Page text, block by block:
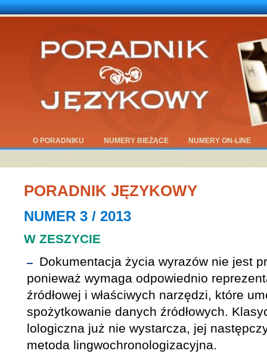
O PORADNIKU NUMERY BIEŻĄCE NUMERY ON-LINE
PORADNIK JĘZYKOWY
NUMER 3 / 2013
W ZESZYCIE
Dokumentacja życia wyrazów nie jest
ponieważ wymaga odpowiednio
źródłowej i właściwych narzędzi, które
spożytkowanie danych źródłowych.
lologiczna już nie wystarcza, jej
metoda lingwochronologizacyjna.